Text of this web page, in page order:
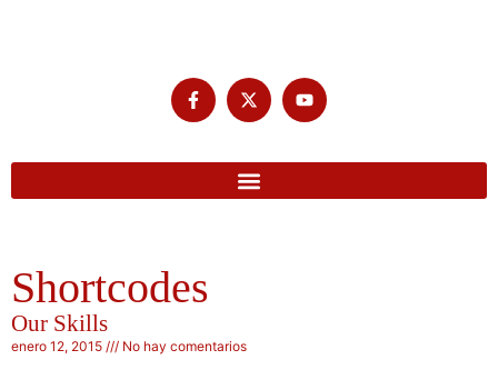
Shortcodes
Our Skills
enero 12, 2015 No hay comentarios